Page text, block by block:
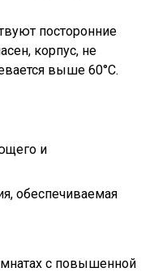
посторонние
корпус, не
выше 60°С.
и
обеспечиваемая
с повышенной